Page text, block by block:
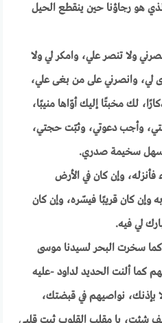
هو رجاؤنا حين ينقطع الحيل
ولا تنصر علي، وامكر لي ولا
لي، وانصرني على من بغى علي،
لك مخبتًا إليك أوّاها منيبًا،
وأجب دعوتي، وثبّت حجتي،
سخيمة صدري.
فأنزله، وإن كان في الأرض
وإن كان قريبًا فيسّره، وإن كان
لي فيه.
سخرت البحر لسيدنا موسى
كما ألنت الحديد لداود -عليه
بإذنك، نواصيهم في قبضتك،
شئت، يا مقلب القلوب ثبت قلبي